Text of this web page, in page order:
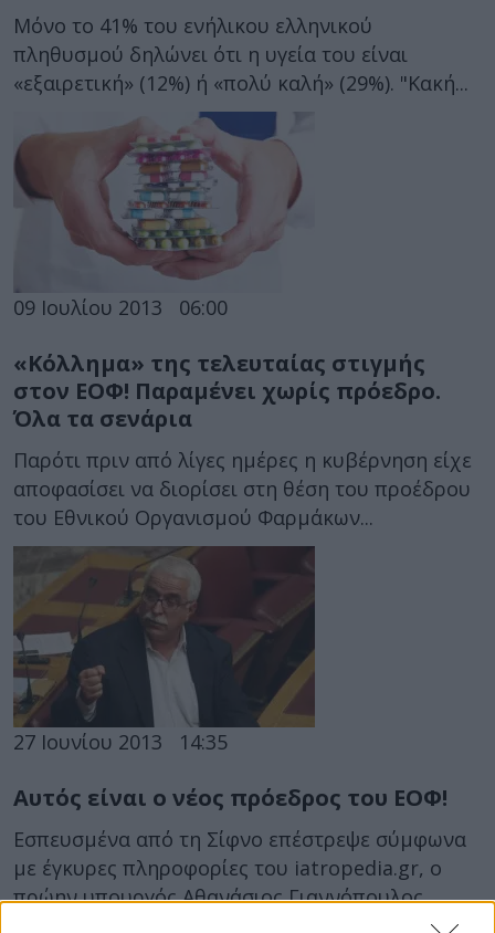
Μόνο το 41% του ενήλικου ελληνικού
πληθυσμού δηλώνει ότι η υγεία του είναι
«εξαιρετική» (12%) ή «πολύ καλή» (29%). "Κακή...
09 Ιουλίου 2013 06:00
«Κόλλημα» της τελευταίας στιγμής
στον ΕΟΦ! Παραμένει χωρίς πρόεδρο.
Όλα τα σενάρια
Παρότι πριν από λίγες ημέρες η κυβέρνηση είχε
αποφασίσει να διορίσει στη θέση του προέδρου
του Εθνικού Οργανισμού Φαρμάκων...
27 Ιουνίου 2013 14:35
Αυτός είναι ο νέος πρόεδρος του ΕΟΦ!
Εσπευσμένα από τη Σίφνο επέστρεψε σύμφωνα
με έγκυρες πληροφορίες του iatropedia.gr, ο
πρώην υπουργός Αθανάσιος Γιαννόπουλος